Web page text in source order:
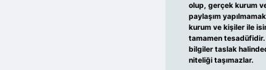
olup, gerçek kurum
paylaşım
kurum ve kişiler ile
tamamen
bilgiler taslak
niteliği taşımazlar.